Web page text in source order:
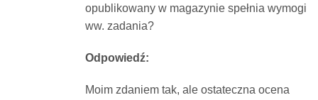
opublikowany w magazynie spełnia wymogi
ww. zadania?
Odpowiedź:
Moim zdaniem tak, ale ostateczna ocena